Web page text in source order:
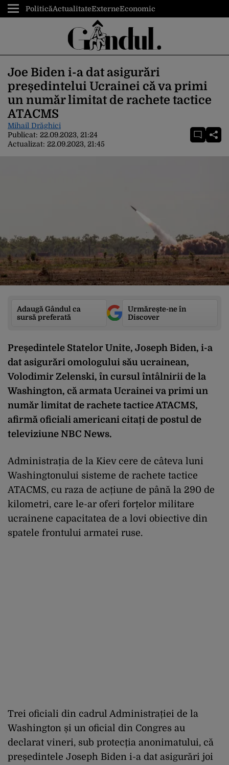
PoliticăActualitateExterneEconomic
Joe Biden i-a dat asigurări
președintelui Ucrainei că va primi
un număr limitat de rachete tactice
ATACMS
Mihail Drăghici
Publicat: 22.09.2023, 21:24
Actualizat: 22.09.2023, 21:45
Adaugă Gândul ca
sursă preferată
Urmărește-ne în
Discover
Președintele Statelor Unite, Joseph Biden, i-a
dat asigurări omologului său ucrainean,
Volodimir Zelenski, în cursul întâlnirii de la
Washington, că armata Ucrainei va primi un
număr limitat de rachete tactice ATACMS,
afirmă oficiali americani citați de postul de
televiziune NBC News.
Administrația de la Kiev cere de câteva luni
Washingtonului sisteme de rachete tactice
ATACMS, cu raza de acțiune de până la 290 de
kilometri, care le-ar oferi forțelor militare
ucrainene capacitatea de a lovi obiective din
spatele frontului armatei ruse.
Trei oficiali din cadrul Administrației de la
Washington și un oficial din Congres au
declarat vineri, sub protecția anonimatului, că
președintele Joseph Biden i-a dat asigurări joi